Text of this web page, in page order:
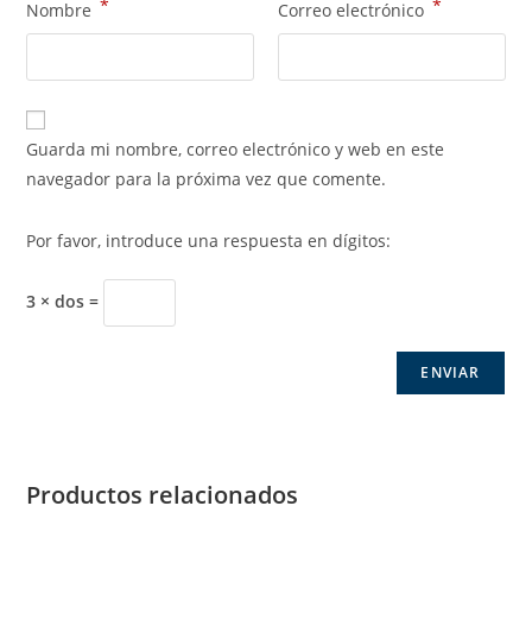
Nombre * Correo electrónico *
Guarda mi nombre, correo electrónico y web en este
navegador para la próxima vez que comente.
Por favor, introduce una respuesta en dígitos:
3 × dos =
Productos relacionados